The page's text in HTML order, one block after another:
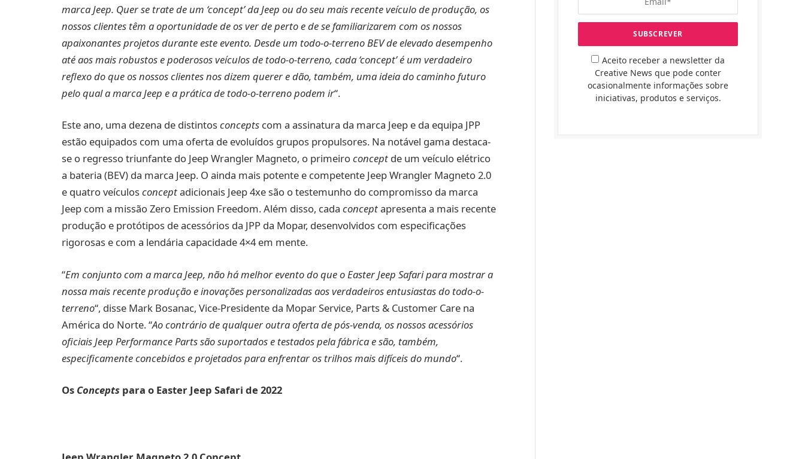
marca Jeep. Quer se trate de um ‘concept’ da Jeep ou do seu mais recente veículo de produção, os
nossos clientes têm a oportunidade de os ver de perto e de se familiarizarem com os nossos
apaixonantes projetos durante este evento. Desde um todo-o-terreno BEV de elevado desempenho
até aos mais robustos e poderosos veículos de todo-o-terreno, cada ‘concept’ é um verdadeiro
reflexo do que os nossos clientes nos dizem querer e dão, também, uma ideia do caminho futuro
pelo qual a marca Jeep e a prática de todo-o-terreno podem ir“.
Este ano, uma dezena de distintosconcepts com a assinatura da marca Jeep e da equipa JPP
estão equipados com uma oferta de evoluídos grupos propulsores. Na notável gama destaca-
se o regresso triunfante do Jeep Wrangler Magneto, o primeiroconcept de um veículo elétrico
a bateria (BEV) da marca Jeep. O ainda mais potente e competente Jeep Wrangler Magneto 2.0
e quatro veículosconceptadicionais Jeep 4xe são o testemunho do compromisso da marca
Jeep com a missão Zero Emission Freedom. Além disso, cada conceptapresenta a mais recente
produção e protótipos de acessórios da JPP da Mopar, desenvolvidos com especificações
rigorosas e com a lendária capacidade 4×4 em mente.
“Em conjunto com a marca Jeep, não há melhor evento do que o Easter Jeep Safari para mostrar a
nossa mais recente produção e inovações personalizadas aos verdadeiros entusiastas do todo-o-
terreno“, disse Mark Bosanac, Vice-Presidente da Mopar Service, Parts & Customer Care na
América do Norte. “Ao contrário de qualquer outra oferta de pós-venda, os nossos acessórios
oficiais Jeep Performance Parts são suportados e testados pela fábrica e são, também,
especificamente concebidos e projetados para enfrentar os trilhos mais difíceis do mundo“.
Os Concepts para o Easter Jeep Safari de 2022
Aceito receber a newsletter da
Creative News que pode conter
ocasionalmente informações sobre
iniciativas, produtos e serviços.